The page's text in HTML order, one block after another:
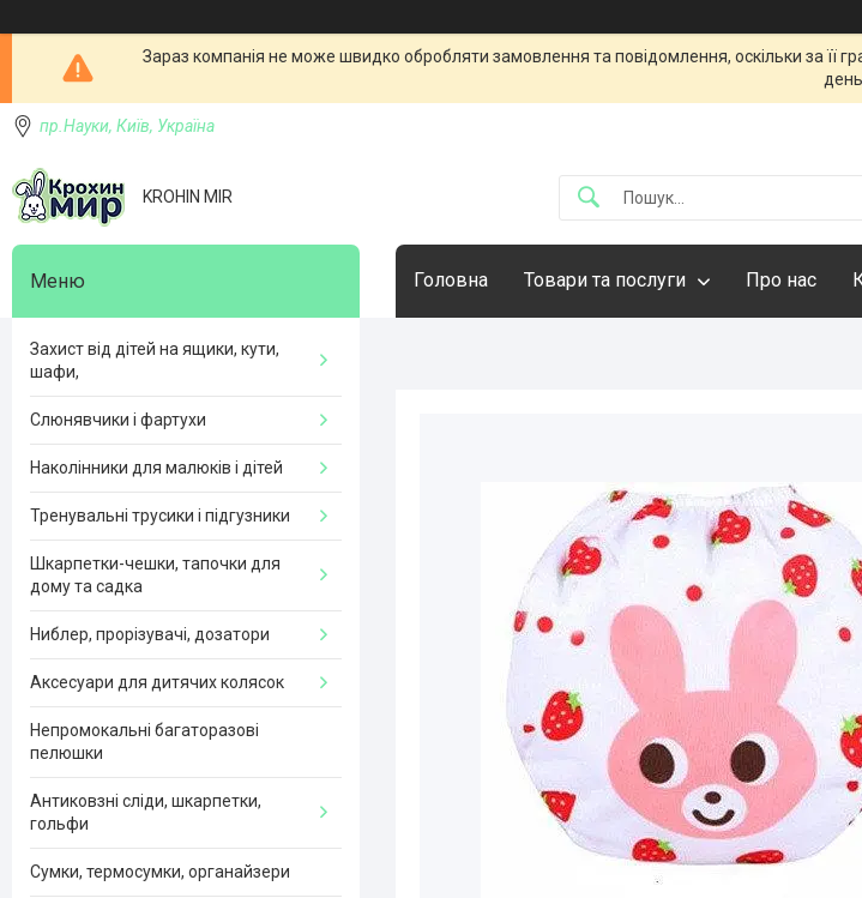
Зараз компанія не може швидко обробляти замовлення та повідомлення, оскільки за її
день.
пр.Науки, Київ, Україна
KROHIN MIR
Головна Товари та послуги Про нас
Захист від дітей на ящики, кути,
шафи,
Слюнявчики і фартухи
Наколінники для малюків і дітей
Тренувальні трусики і підгузники
Шкарпетки-чешки, тапочки для
дому та садка
Ниблер, прорізувачі, дозатори
Аксесуари для дитячих колясок
Непромокальні багаторазові
пелюшки
Антиковзні сліди, шкарпетки,
гольфи
Сумки, термосумки, органайзери